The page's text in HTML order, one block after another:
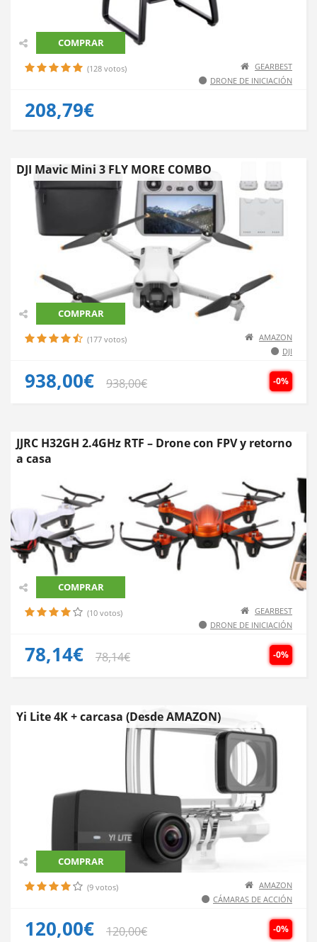
COMPRAR
(128 votos)
GEARBEST
DRONE DE INICIACIÓN
208,79€
DJI Mavic Mini 3 FLY MORE COMBO
COMPRAR
(177 votos)
AMAZON
DJI
-0%
938,00€ 938,00€
JJRC H32GH 2.4GHz RTF – Drone con FPV y retorno
a casa
COMPRAR
(10 votos)
GEARBEST
DRONE DE INICIACIÓN
-0%
78,14€ 78,14€
Yi Lite 4K + carcasa (Desde AMAZON)
COMPRAR
(9 votos)
AMAZON
CÁMARAS DE ACCIÓN
-0%
120,00€ 120,00€